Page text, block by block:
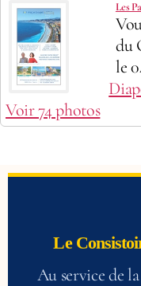
Les
du
le
Voir 74 photos
Le
Au service de